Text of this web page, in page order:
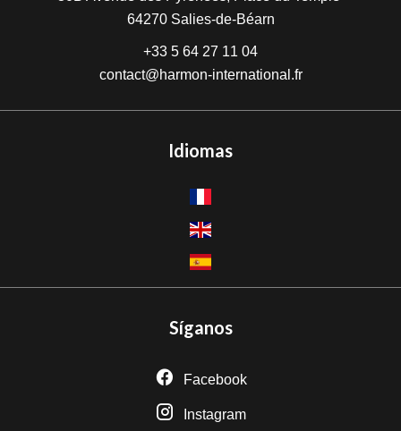
64270 Salies-de-Béarn
+33 5 64 27 11 04
contact@harmon-international.fr
Idiomas
Síganos
Facebook
Instagram